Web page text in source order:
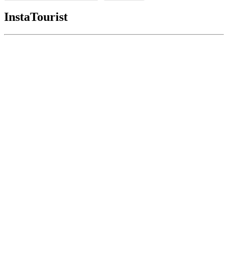
l’article
InstaTourist